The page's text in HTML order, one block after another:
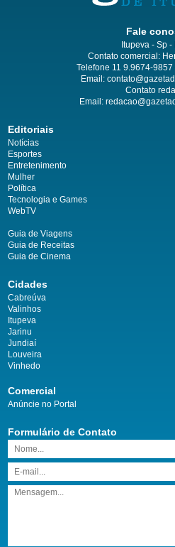
Fale
Itupeva - Sp -
Contato comercial:
Telefone 11 9.9674-
Email:
Contato
Email:
Editoriais
Notícias
Esportes
Entretenimento
Mulher
Política
Tecnologia e Games
WebTV
Guia de Viagens
Guia de Receitas
Guia de Cinema
Cidades
Cabreúva
Valinhos
Itupeva
Jarinu
Jundiaí
Louveira
Vinhedo
Comercial
Anúncie no Portal
Formulário de Contato